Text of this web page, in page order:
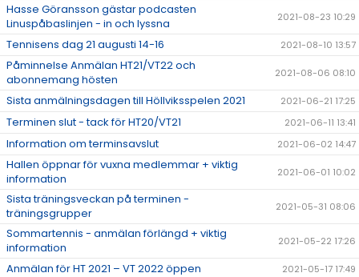
Hasse Göransson gästar podcasten
Linuspåbaslinjen - in och lyssna
2021-08-23 10:29
Tennisens dag 21 augusti 14-16 2021-08-10 13:57
Påminnelse Anmälan HT21/VT22 och
abonnemang hösten
2021-08-06 08:10
Sista anmälningsdagen till Höllviksspelen 2021 2021-06-21 17:25
Terminen slut - tack för HT20/VT21 2021-06-11 13:41
Information om terminsavslut 2021-06-02 14:47
Hallen öppnar för vuxna medlemmar + viktig
information
2021-06-01 10:02
Sista träningsveckan på terminen -
träningsgrupper
2021-05-31 08:06
Sommartennis - anmälan förlängd + viktig
information
2021-05-22 17:26
Anmälan för HT 2021 – VT 2022 öppen 2021-05-17 17:49